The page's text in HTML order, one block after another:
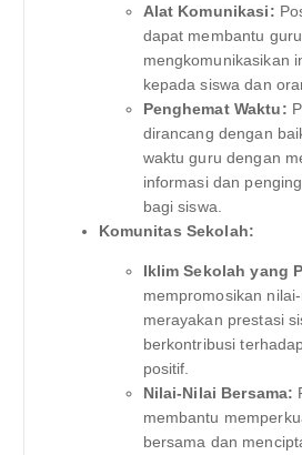
Alat Komunikasi:
dapat membantu guru
mengkomunikasikan
kepada siswa dan
Penghemat Waktu:
dirancang dengan
waktu guru dengan
informasi dan
bagi siswa.
Komunitas Sekolah:
Iklim Sekolah yang
mempromosikan
merayakan prestasi
berkontribusi
positif.
Nilai-Nilai Bersama:
membantu
bersama dan